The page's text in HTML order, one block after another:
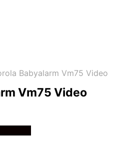
Babyalarm Vm75 Video
Vm75 Video